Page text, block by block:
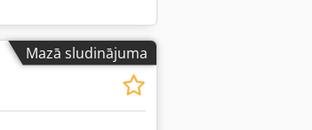
Mazā sludinājuma